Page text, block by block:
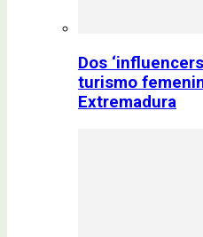
Dos
turismo
Extremadura